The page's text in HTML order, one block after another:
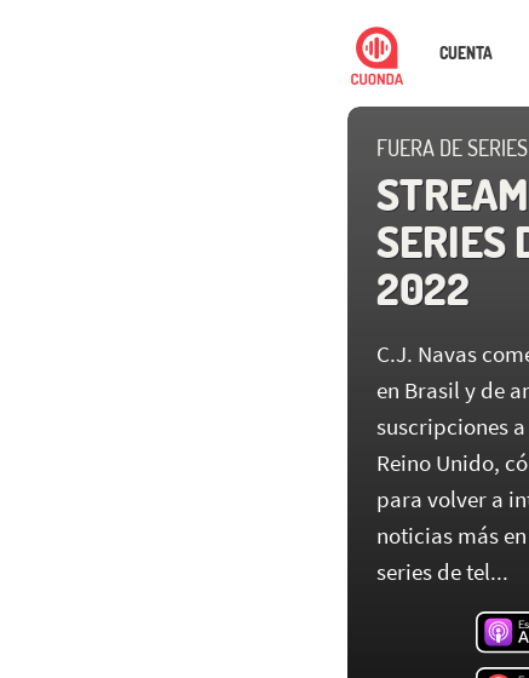
CUENTA
FUERA DE SERIES
SERIES
2022
C.J. Navas
en Brasil y de
suscripciones
Reino Unido,
para volver a
noticias más
series de tel...